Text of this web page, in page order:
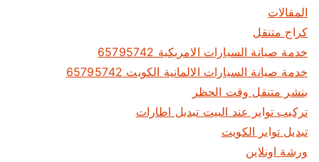
المقالات
كراج متنقل
خدمة صيانة السيارات الامريكية 65795742
خدمة صيانة السيارات الالمانية الكويت 65795742
بنشر متنقل وقت الحظر
تركيب تواير عند البيت تبديل اطارات
تبديل تواير الكويت
ورشة اونلاين